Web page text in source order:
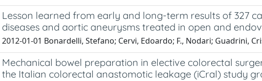
Lesson learned from early and long-term results of 327
diseases and aortic aneurysms treated in open and
2012-01-01 Bonardelli, Stefano; Cervi, Edoardo; F., Nodari; Guadrini,
Mechanical bowel preparation in elective colorectal
the Italian colorectal anastomotic leakage (iCral) study